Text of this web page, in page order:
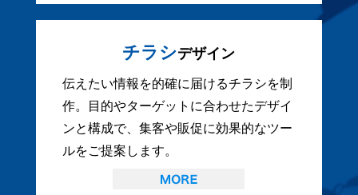
チラシデザイン
伝えたい情報を的確に届けるチラシを制
作。目的やターゲットに合わせたデザイ
ンと構成で、集客や販促に効果的なツー
ルをご提案します。